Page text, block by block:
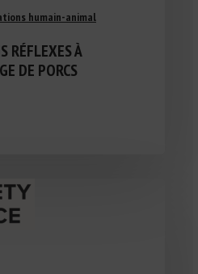
humain-animal
RÉFLEXES À
DE PORCS